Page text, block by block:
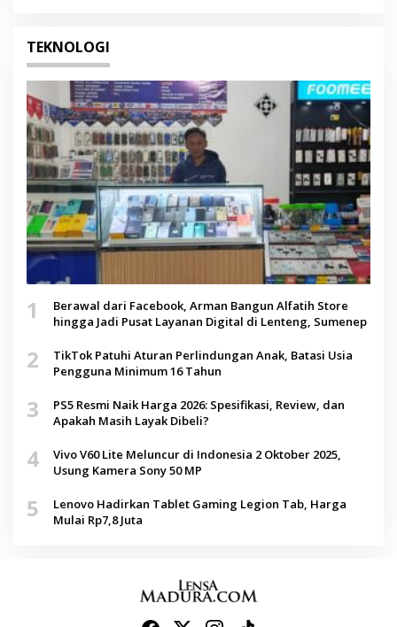
TEKNOLOGI
1
Berawal dari Facebook, Arman Bangun Alfatih Store
hingga Jadi Pusat Layanan Digital di Lenteng, Sumenep
2
TikTok Patuhi Aturan Perlindungan Anak, Batasi Usia
Pengguna Minimum 16 Tahun
3
PS5 Resmi Naik Harga 2026: Spesifikasi, Review, dan
Apakah Masih Layak Dibeli?
4
Vivo V60 Lite Meluncur di Indonesia 2 Oktober 2025,
Usung Kamera Sony 50 MP
5
Lenovo Hadirkan Tablet Gaming Legion Tab, Harga
Mulai Rp7,8 Juta